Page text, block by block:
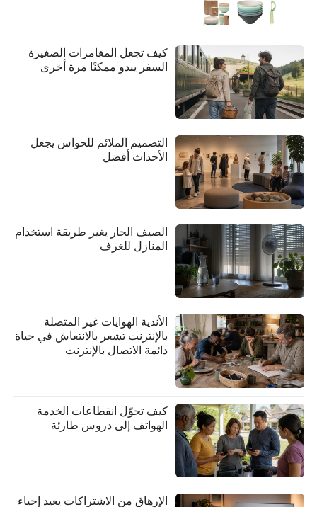
كيف تجعل المغامرات الصغيرة
السفر يبدو ممكنًا مرة أخرى
التصميم الملائم للحواس يجعل
الأحداث أفضل
الصيف الحار يغير طريقة استخدام
المنازل للغرف
الأندية الهوايات غير المتصلة
بالإنترنت تشعر بالانتعاش في حياة
دائمة الاتصال بالإنترنت
كيف تحوّل انقطاعات الخدمة
الهواتف إلى دروس طارئة
الإرهاق من الاشتراكات يعيد إحياء